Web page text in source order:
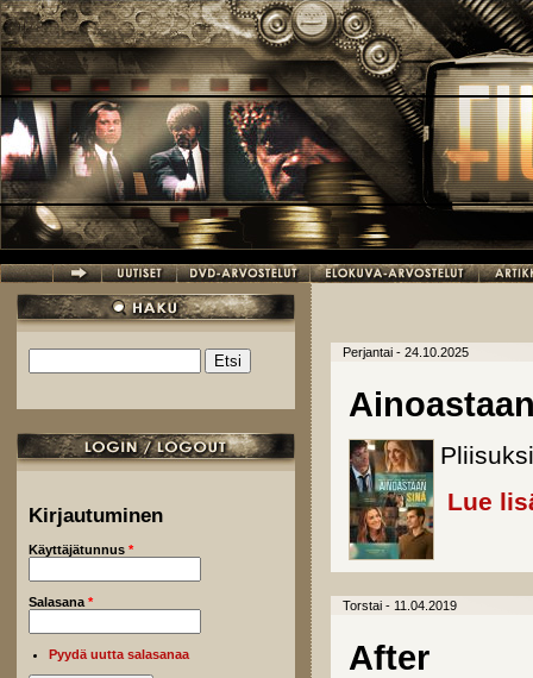
Hyppää pääsisältöön
Hakulomake
Kirjautuminen
Käyttäjätunnus *
Salasana *
Pyydä uutta salasanaa
Perjantai - 24.10.2025
Lue
Torstai - 11.04.2019
After